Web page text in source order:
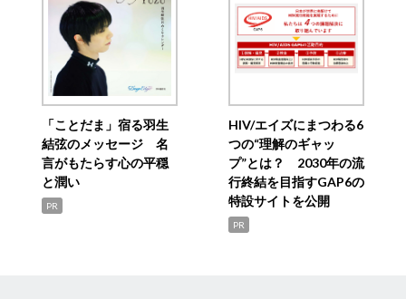
「ことだま」宿る羽生
結弦のメッセージ 名
言がもたらす心の平穏
と潤い
PR
HIV/エイズにまつわる6
つの“理解のギャッ
プ”とは？ 2030年の流
行終結を目指すGAP6の
特設サイトを公開
PR